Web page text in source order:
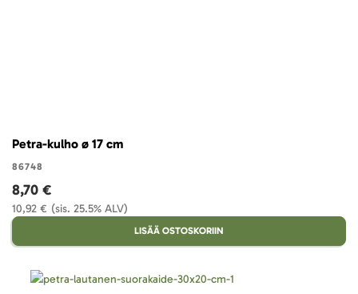
Petra-kulho ø 17 cm
86748
(sis. 25.5% ALV)
10,92 €
8,70 €
LISÄÄ OSTOSKORIIN